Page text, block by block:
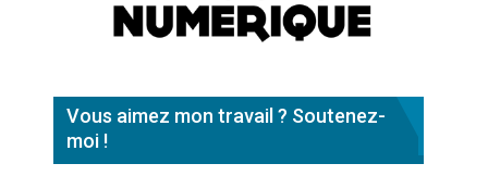
Vous aimez mon travail ? Soutenez-
moi !